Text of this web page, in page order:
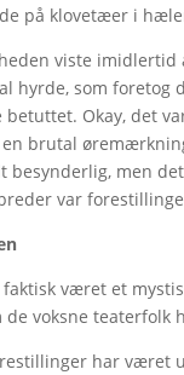
på klovetæer i
viste
hyrde, som foretog
Okay, det
brutal
besynderlig, men
var
faktisk været et
de voksne
har været